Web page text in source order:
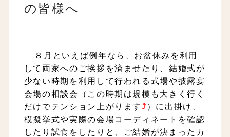
の皆様へ
８月といえば例年なら、お盆休みを利用
して 両家へのご挨拶を済ませたり、結婚式が
少ない時期を利用して行われる式場や披露宴
会場の相談会
（この時期は規模も大きく行く
だけでテンション上がります⤴ ）に出掛け、
模擬挙式や実際の会場コーディネートを確認
したり試食をしたりと、
ご結婚が決まったカ